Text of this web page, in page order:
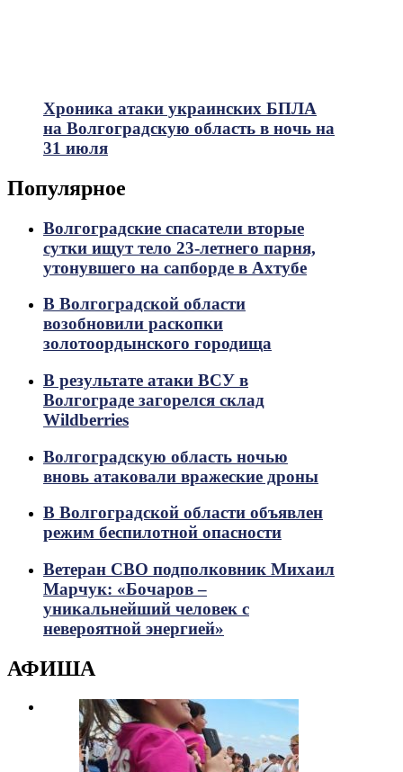
Хроника атаки украинских БПЛА
на Волгоградскую область в ночь на
31 июля
Популярное
Волгоградские спасатели вторые
сутки ищут тело 23-летнего парня,
утонувшего на сапборде в Ахтубе
В Волгоградской области
возобновили раскопки
золотоордынского городища
В результате атаки ВСУ в
Волгограде загорелся склад
Wildberries
Волгоградскую область ночью
вновь атаковали вражеские дроны
В Волгоградской области объявлен
режим беспилотной опасности
Ветеран СВО подполковник Михаил
Марчук: «Бочаров –
уникальнейший человек с
невероятной энергией»
АФИША